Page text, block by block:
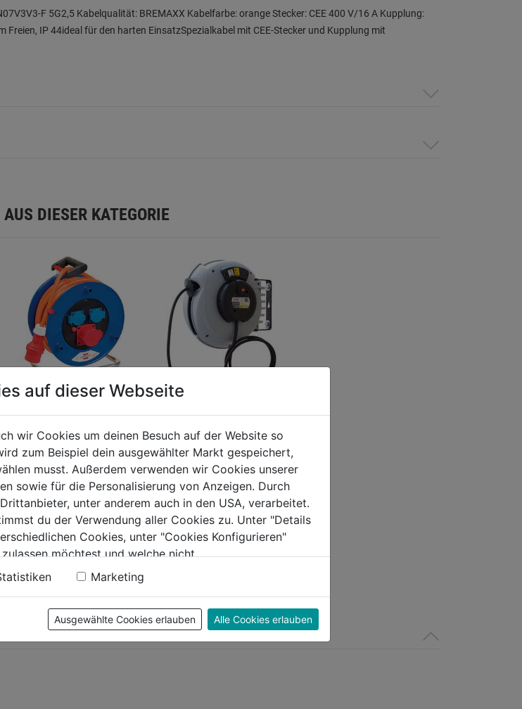
F 5G2,5 Kabelqualität: BREMAXX Kabelfarbe: orange Stecker: CEE 400 V/16 A Kupplung:
Freien, IP 44ideal für den harten EinsatzSpezialkabel mit CEE-Stecker und Kupplung mit
DIESER KATEGORIE
Kabeltrommel Garant
ST CEE 1 25m or. IP44
AT-N07V3V3-F K35
0.0 (0)
0.0
von
5
Sternen.
229,99€
Autom. Kabelaufroller
Roll Electric Master
400/10
0.0 (0)
439,99€
auf dieser Webseite
wir Cookies um deinen Besuch auf der Website so
zum Beispiel dein ausgewählter Markt gespeichert,
musst. Außerdem verwenden wir Cookies unserer
sowie für die Personalisierung von Anzeigen. Durch
unter anderem auch in den USA, verarbeitet.
du der Verwendung aller Cookies zu. Unter "Details
Cookies, unter "Cookies Konfigurieren"
möchtest und welche nicht.
Datenschutzerklärung
Marketing
Ausgewählte Cookies erlauben Alle Cookies erlauben